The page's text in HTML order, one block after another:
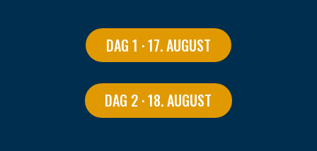
DAG 1 · 17. AUGUST
DAG 2 · 18. AUGUST